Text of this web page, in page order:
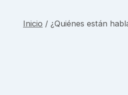
Inicio / ¿Quiénes están